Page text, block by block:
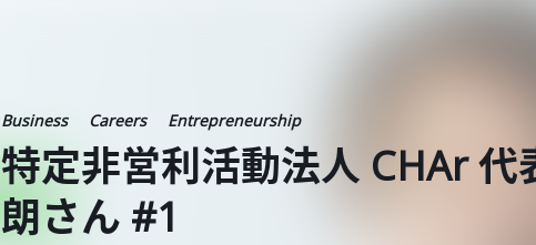
Business Careers Entrepreneurship
特定非営利活動法人 CHAr 代
朗さん #1